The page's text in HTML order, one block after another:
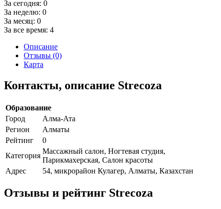
За сегодня: 0
За неделю: 0
За месяц: 0
За все время: 4
Описание
Отзывы (0)
Карта
Контакты, описание Strecoza
Образование
Город
Алма-Ата
Регион
Алматы
Рейтинг
0
Категория
Массажный салон, Ногтевая студия,
Парикмахерская, Салон красоты
Адрес
54, микрорайон Кулагер, Алматы, Казахстан
Отзывы и рейтинг Strecoza